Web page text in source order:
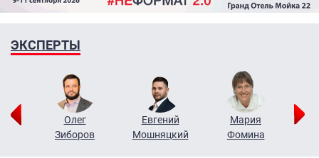
ЭКСПЕРТЫ
Олег
Зиборов
Евгений
Мошняцкий
Мария
Фомина